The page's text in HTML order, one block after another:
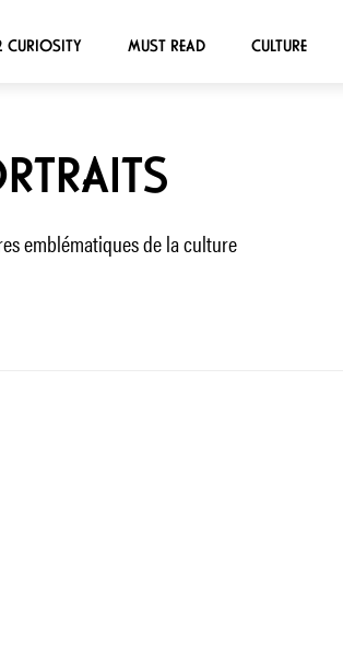
CURIOSITY MUST READ CULTURE
emblématiques de la culture